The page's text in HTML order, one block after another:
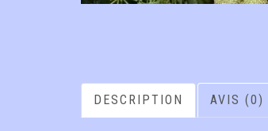
DESCRIPTION AVIS (0)